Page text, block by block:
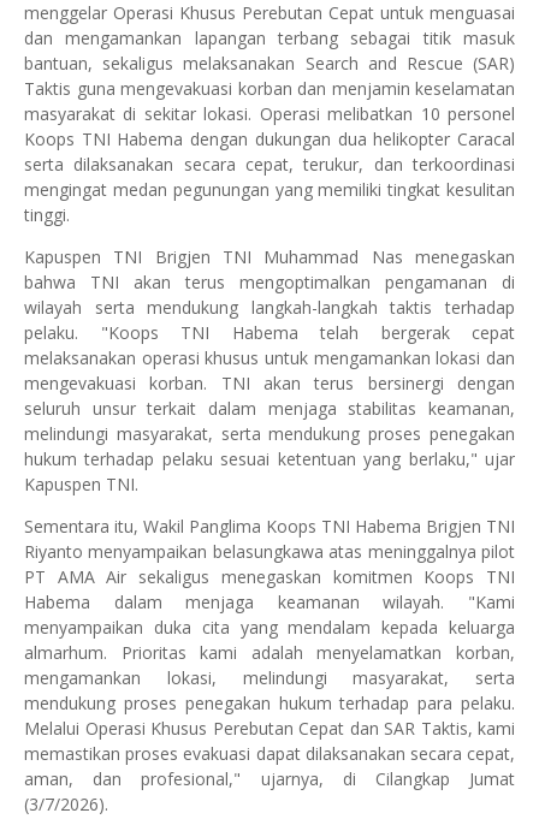
menggelar Operasi Khusus Perebutan Cepat untuk menguasai
dan mengamankan lapangan terbang sebagai titik masuk
bantuan, sekaligus melaksanakan Search and Rescue (SAR)
Taktis guna mengevakuasi korban dan menjamin keselamatan
masyarakat di sekitar lokasi. Operasi melibatkan 10 personel
Koops TNI Habema dengan dukungan dua helikopter Caracal
serta dilaksanakan secara cepat, terukur, dan terkoordinasi
mengingat medan pegunungan yang memiliki tingkat kesulitan
tinggi.
Kapuspen TNI Brigjen TNI Muhammad Nas menegaskan
bahwa TNI akan terus mengoptimalkan pengamanan di
wilayah serta mendukung langkah-langkah taktis terhadap
pelaku. "Koops TNI Habema telah bergerak cepat
melaksanakan operasi khusus untuk mengamankan lokasi dan
mengevakuasi korban. TNI akan terus bersinergi dengan
seluruh unsur terkait dalam menjaga stabilitas keamanan,
melindungi masyarakat, serta mendukung proses penegakan
hukum terhadap pelaku sesuai ketentuan yang berlaku," ujar
Kapuspen TNI.
Sementara itu, Wakil Panglima Koops TNI Habema Brigjen TNI
Riyanto menyampaikan belasungkawa atas meninggalnya pilot
PT AMA Air sekaligus menegaskan komitmen Koops TNI
Habema dalam menjaga keamanan wilayah. "Kami
menyampaikan duka cita yang mendalam kepada keluarga
almarhum. Prioritas kami adalah menyelamatkan korban,
mengamankan lokasi, melindungi masyarakat, serta
mendukung proses penegakan hukum terhadap para pelaku.
Melalui Operasi Khusus Perebutan Cepat dan SAR Taktis, kami
memastikan proses evakuasi dapat dilaksanakan secara cepat,
aman, dan profesional," ujarnya, di Cilangkap Jumat
(3/7/2026).